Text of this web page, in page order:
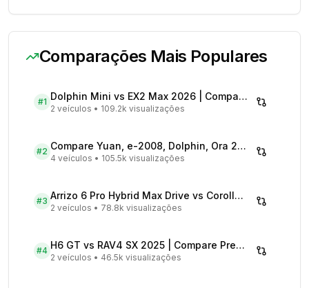
Comparações Mais Populares
#1 Dolphin Mini vs EX2 Max 2026 | Compare Preços
2 veículos • 109.2k visualizações
#2 Compare Yuan, e-2008, Dolphin, Ora 2026 | Veículos Elétricos
4 veículos • 105.5k visualizações
#3 Arrizo 6 Pro Hybrid Max Drive vs Corolla Cross XRX Hybrid - Comparativo Completo
2 veículos • 78.8k visualizações
#4 H6 GT vs RAV4 SX 2025 | Compare Preços
2 veículos • 46.5k visualizações